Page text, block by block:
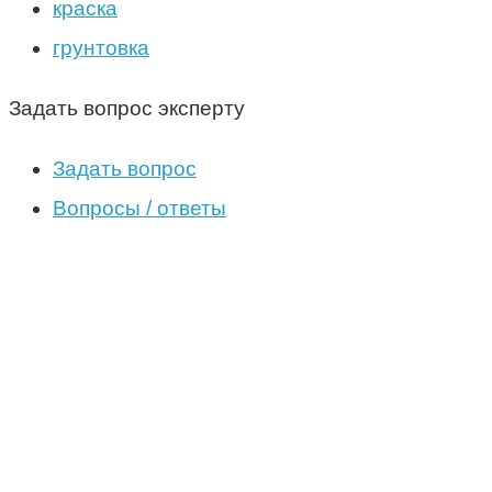
краска
грунтовка
Задать вопрос эксперту
Задать вопрос
Вопросы / ответы